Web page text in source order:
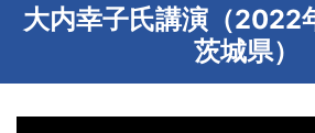
大内幸子氏講演（2022
茨城県）